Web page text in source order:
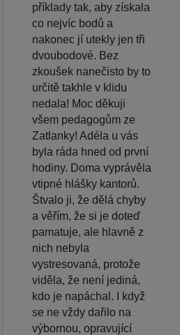
příklady tak, aby získala
co nejvíc bodů a
nakonec jí utekly jen tři
dvoubodové. Bez
zkoušek nanečisto by to
určitě takhle v klidu
nedala! Moc děkuji
všem pedagogům ze
Zatlanky! Adéla u vás
byla ráda hned od první
hodiny. Doma vyprávěla
vtipné hlášky kantorů.
Štvalo ji, že dělá chyby
a věřím, že si je doteď
pamatuje, ale hlavně z
nich nebyla
vystresovaná, protože
viděla, že není jediná,
kdo je napáchal. I když
se ne vždy dařilo na
výbornou, opravující